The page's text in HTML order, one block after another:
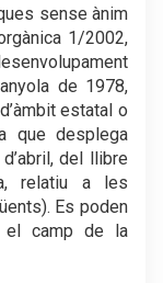
sense ànim
1/2002,
de 1978,
estatal o
que desplega
del llibre
relatiu a les
Es poden
el camp de la